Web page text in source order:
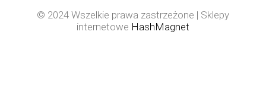
© 2024 Wszelkie prawa zastrzeżone | Sklepy
internetowe HashMagnet